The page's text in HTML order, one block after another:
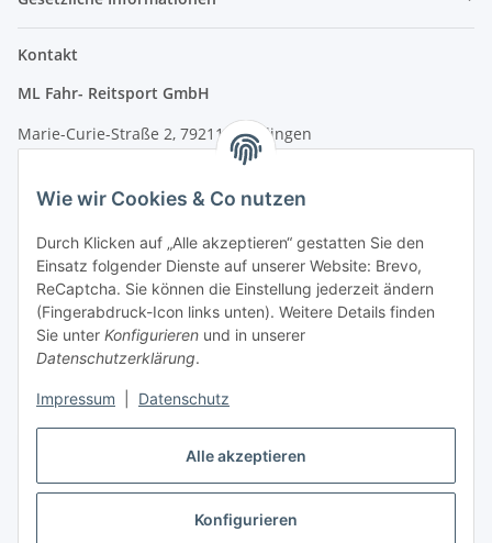
Alle akzeptieren
Konfigurieren
Wie wir Cookies & Co nutzen
Durch Klicken auf „Alle akzeptieren“ gestatten Sie den
Einsatz folgender Dienste auf unserer Website: Brevo,
ReCaptcha. Sie können die Einstellung jederzeit ändern
(Fingerabdruck-Icon links unten). Weitere Details finden
Sie unter Konfigurieren und in unserer
Datenschutzerklärung.
Impressum Datenschutz
Kontakt
ML Fahr- Reitsport GmbH
Marie-Curie-Straße 2, 79211 Denzlingen
Nach Terminvereinbarung können Sie gerne bei uns im Lager
vorbeikommen
Zahlungsarten
Vertrag widerrufen